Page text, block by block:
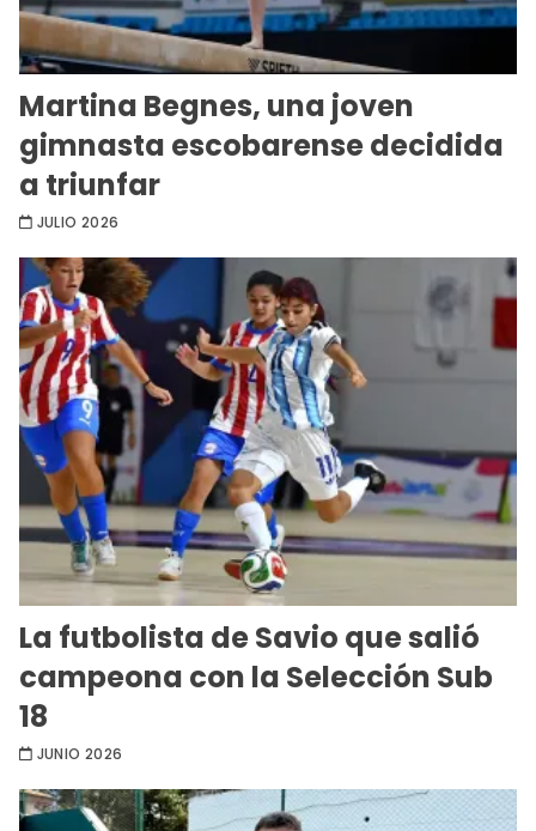
Martina Begnes, una joven
gimnasta escobarense decidida
a triunfar
JULIO 2026
La futbolista de Savio que salió
campeona con la Selección Sub
18
JUNIO 2026